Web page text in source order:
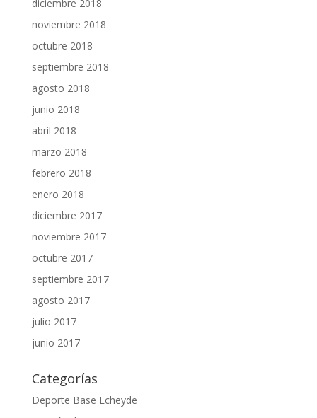
diciembre 2018
noviembre 2018
octubre 2018
septiembre 2018
agosto 2018
junio 2018
abril 2018
marzo 2018
febrero 2018
enero 2018
diciembre 2017
noviembre 2017
octubre 2017
septiembre 2017
agosto 2017
julio 2017
junio 2017
Categorías
Deporte Base Echeyde